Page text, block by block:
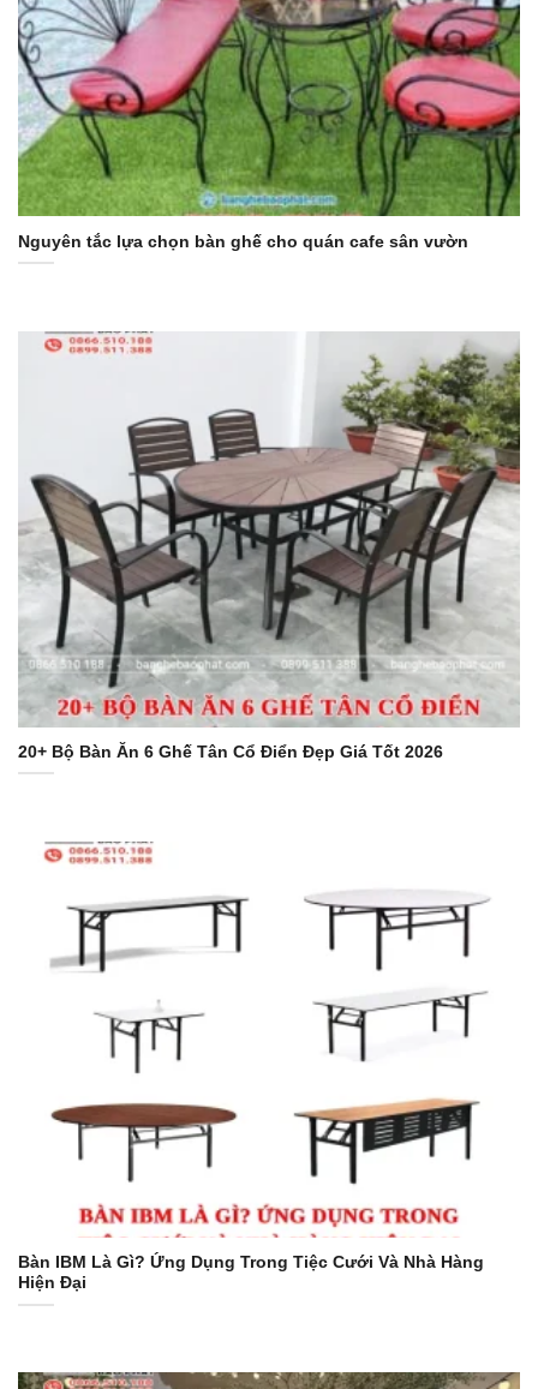
Nguyên tắc lựa chọn bàn ghế cho quán cafe sân vườn
20+ Bộ Bàn Ăn 6 Ghế Tân Cổ Điển Đẹp Giá Tốt 2026
Bàn IBM Là Gì? Ứng Dụng Trong Tiệc Cưới Và Nhà Hàng
Hiện Đại